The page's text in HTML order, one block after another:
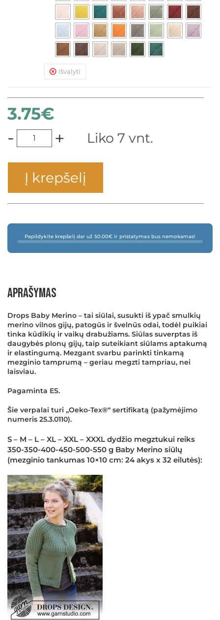
Išvalyti
3.75€
- + Liko 7 vnt.
Į krepšelį
Papildykite krepšelį dar už 50.00€ ir pristatymas bus nemokamas!
Aprašymas
Drops Baby Merino – tai siūlai, susukti iš ypač smulkių
merino vilnos gijų, patogūs ir švelnūs odai, todėl puikiai
tinka kūdikių ir vaikų drabužiams. Siūlas suverptas iš
daugybės plonų gijų, taip suteikiant siūlams aptakumą
ir elastingumą. Mezgant svarbu parinkti tinkamą
mezginio tamprumą – geriau megzti tampriau, nei
laisviau.
Pagaminta ES.
Šie verpalai turi „Oeko-Tex®“ sertifikatą (pažymėjimo
numeris 25.3.0110).
S – M – L – XL – XXL – XXXL dydžio megztukui reiks
350-350-400-450-500-550 g Baby Merino siūlų
(mezginio tankumas 10×10 cm: 24 akys x 32 eilutės):